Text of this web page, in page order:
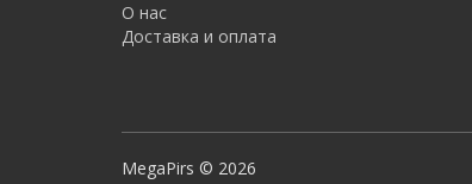
О нас
Доставка и оплата
MegaPirs © 2026